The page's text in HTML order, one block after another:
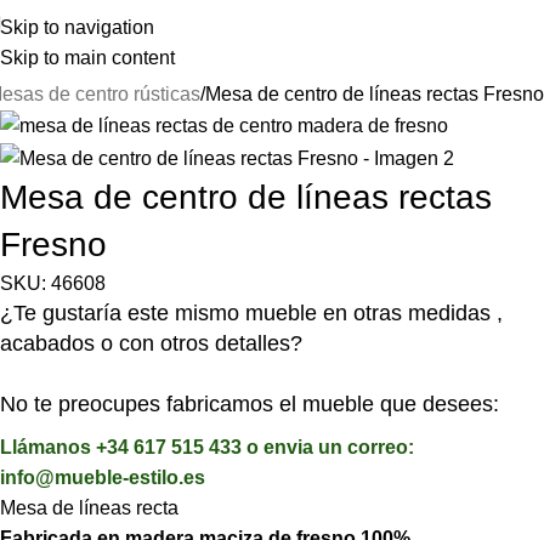
Skip to navigation
Skip to main content
⚡REALIZAMOS ENVÍOS A TODA ESPAÑA⚡
de centro rústicas Mesa de centro de líneas rectas Fresno
Mesa de centro de líneas rectas
Fresno
SKU: 46608
¿Te gustaría este mismo mueble en otras medidas ,
acabados o con otros detalles?
No te preocupes fabricamos el mueble que desees:
Llámanos +34 617 515 433 o envia un correo:
info@mueble-estilo.es
Mesa de líneas recta